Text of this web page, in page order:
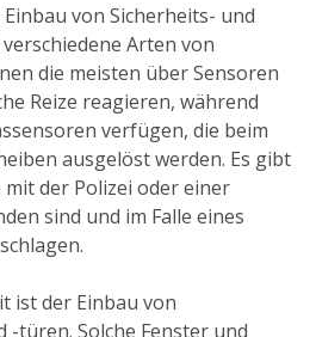
von Sicherheits- und
Arten von
die meisten über Sensoren
Reize reagieren, während
verfügen, die beim
ausgelöst werden. Es gibt
mit der Polizei oder einer
sind und im Falle eines
ist der Einbau von
türen. Solche Fenster und